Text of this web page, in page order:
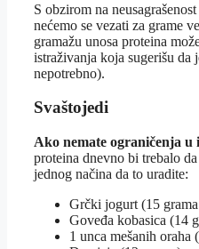
S obzirom na
nećemo se vezati za grame
gramažu unosa proteina
istraživanja koja sugerišu da
nepotrebno).
Svaštojedi
Ako nemate ograničenja u
proteina dnevno bi trebalo
jednog načina da to uradite:
Grčki jogurt (15
Goveđa kobasica (14
1 unca mešanih oraha